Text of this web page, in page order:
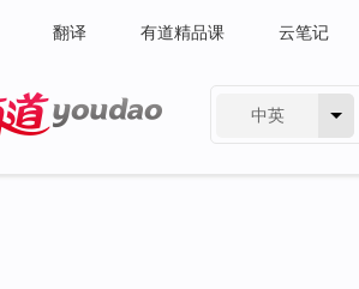
翻译 有道精品课 云笔记
中英